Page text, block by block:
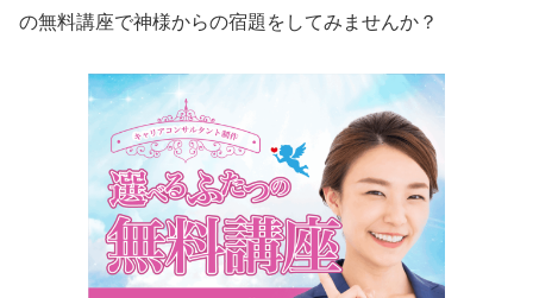
の無料講座で神様からの宿題をしてみませんか？